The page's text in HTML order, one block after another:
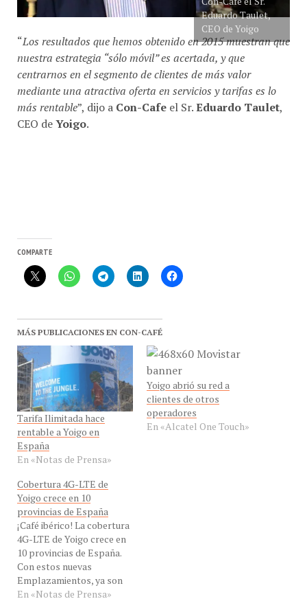
CEO de Yoigo
Los resultados que hemos obtenido en 2015 muestran que
nuestra estrategia “sólo móvil” es acertada, y que
centrarnos en el segmento de clientes de más valor
mediante una atractiva oferta en servicios y tarifas es lo
más rentable”, dijo aCon-Cafeel Sr.Eduardo Taulet
CEO deYoigo .
Tarifa Ilimitada hace
rentable a Yoigo en
España
En «Notas de Prensa»
Yoigo abrió su red a
clientes de otros
operadores
En «Alcatel One Touch»
Yoigo crece en 10
provincias de España
¡Café ibérico! La cobertura
4G-LTE de Yoigo crece en
10 provincias de España.
Con estos nuevas
Emplazamientos, ya son
37 las provincias con 4G de
Yoigo y sin ningún tipo de
En «Notas de Prensa»